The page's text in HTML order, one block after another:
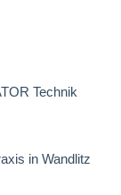
Technik
in Wandlitz